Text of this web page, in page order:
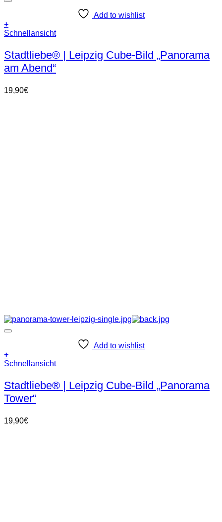
Add to wishlist
+
Schnellansicht
Stadtliebe® | Leipzig Cube-Bild „Panorama
am Abend“
19,90€
Add to wishlist
+
Schnellansicht
Stadtliebe® | Leipzig Cube-Bild „Panorama
Tower“
19,90€